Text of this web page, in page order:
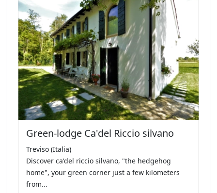
Green-lodge Ca'del Riccio silvano
Treviso (Italia)
Discover ca'del riccio silvano, "the hedgehog
home", your green corner just a few kilometers
from...